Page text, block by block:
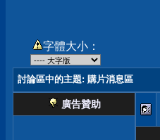
字體大小：
討論區中的主題: 購片消息區
廣告贊助